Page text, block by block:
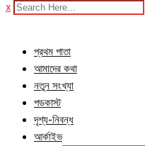
x
প্রথম পাতা
আমাদের কথা
নতুন সংখ্যা
পডকাস্ট
দৃশ্য-নিবন্ধ
আর্কাইভ